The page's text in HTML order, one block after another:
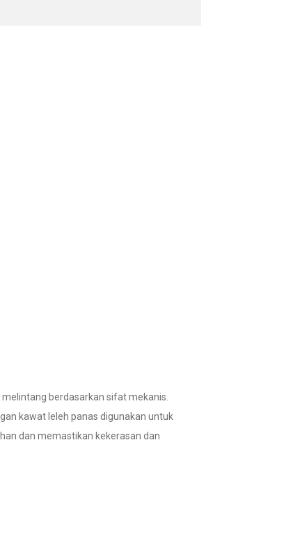
berdasarkan sifat mekanis.
kawat leleh panas digunakan untuk
dan memastikan kekerasan dan